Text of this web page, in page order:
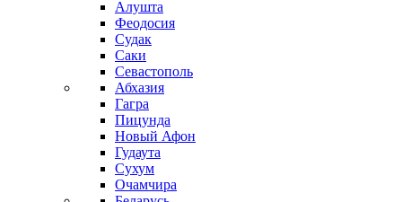
Алушта
Феодосия
Судак
Саки
Севастополь
Абхазия
Гагра
Пицунда
Новый Афон
Гудаута
Сухум
Очамчира